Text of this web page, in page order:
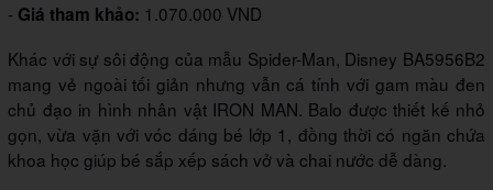
- Giá tham khảo: 1.070.000 VND
Khác với sự sôi động của mẫu Spider-Man, Disney BA5956B2
mang vẻ ngoài tối giản nhưng vẫn cá tính với gam màu đen
chủ đạo in hình nhân vật IRON MAN. Balo được thiết kế nhỏ
gọn, vừa vặn với vóc dáng bé lớp 1, đồng thời có ngăn chứa
khoa học giúp bé sắp xếp sách vở và chai nước dễ dàng.